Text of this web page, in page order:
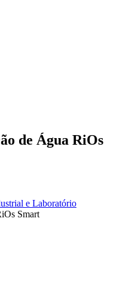
de Água RiOs
e Laboratório
Smart